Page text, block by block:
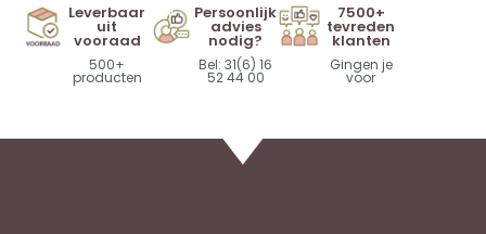
Leverbaar
uit
vooraad
500+
producten
Persoonlijk
advies
nodig?
Bel: 31(6) 16
52 44 00
7500+
tevreden
klanten
Gingen je
voor